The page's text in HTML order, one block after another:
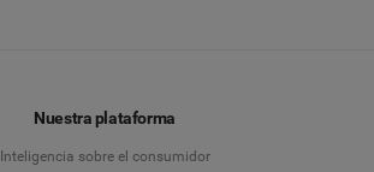
Nuestra plataforma
Inteligencia sobre el consumidor